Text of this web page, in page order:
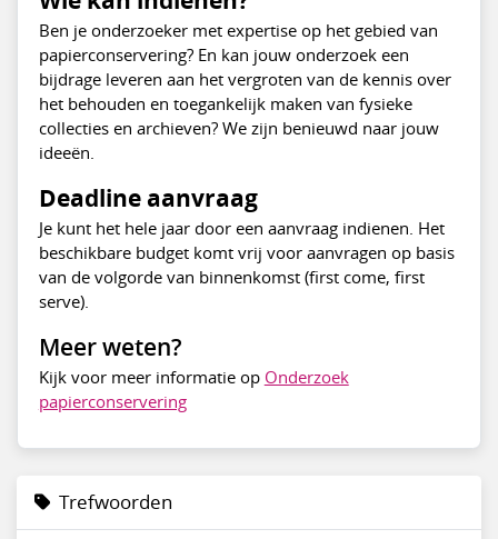
Ben je onderzoeker met expertise op het gebied van
papierconservering? En kan jouw onderzoek een
bijdrage leveren aan het vergroten van de kennis over
het behouden en toegankelijk maken van fysieke
collecties en archieven? We zijn benieuwd naar jouw
ideeën.
Deadline aanvraag
Je kunt het hele jaar door een aanvraag indienen. Het
beschikbare budget komt vrij voor aanvragen op basis
van de volgorde van binnenkomst (first come, first
serve).
Meer weten?
Kijk voor meer informatie op Onderzoek
papierconservering
Trefwoorden